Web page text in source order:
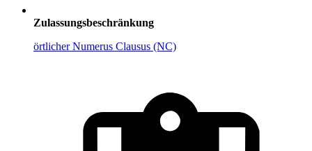
Zulassungsbeschränkung
örtlicher Numerus Clausus (NC)